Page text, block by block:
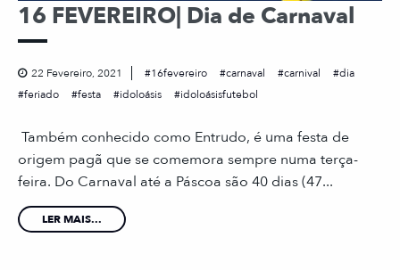
16 FEVEREIRO| Dia de Carnaval
22 Fevereiro, 2021 16fevereiro carnaval carnival
dia
feriado
festa idoloásis idoloásisfutebol
Também conhecido como Entrudo, é uma festa de
origem pagã que se comemora sempre numa terça-
feira. Do Carnaval até a Páscoa são 40 dias (47...
LER MAIS...